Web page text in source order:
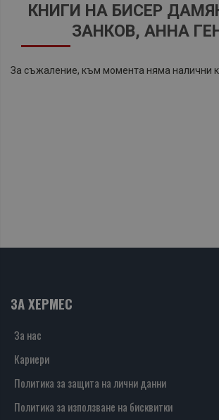
КНИГИ НА БИСЕР
ЗАНКОВ, АННА
За съжаление, към момента няма налични
ЗА ХЕРМЕС
За нас
Кариери
Политика за защита на лични данни
Политика за използване на бисквитки